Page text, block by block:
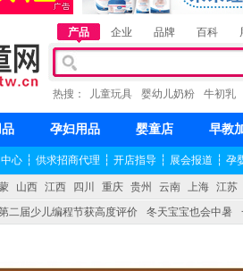
产品 企业 品牌 百科
热搜： 儿童玩具 婴幼儿奶粉 牛初乳
孕妇用品 婴童店 早教
心 ┆ 供求招商代理 ┆ 开店指导 ┆ 展会报道 ┆ 孕
山西 江西 四川 重庆 贵州 云南 上海 江苏
二届少儿编程节获高度评价 冬天宝宝也会中暑
母婴产品比较特殊。”